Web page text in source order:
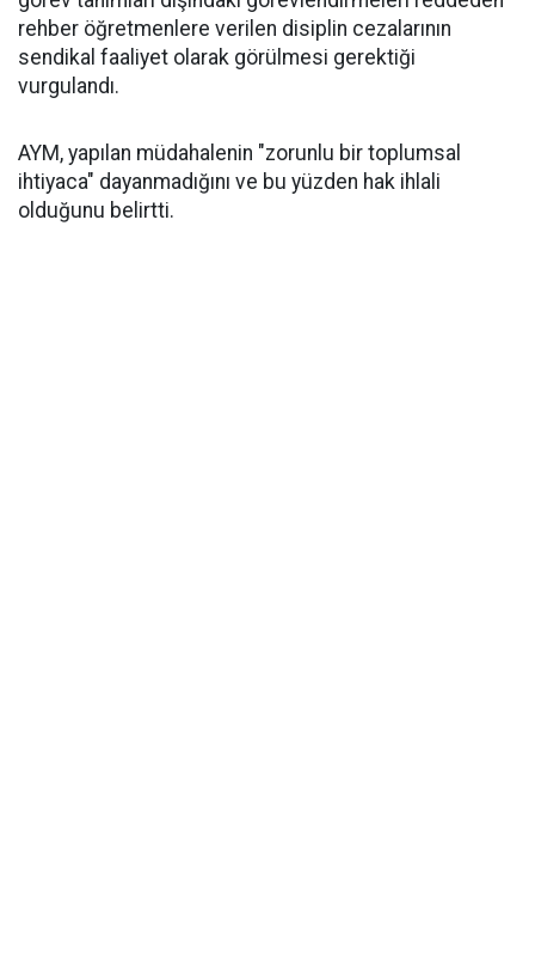
rehber öğretmenlere verilen disiplin cezalarının
sendikal faaliyet olarak görülmesi gerektiği
vurgulandı.
AYM, yapılan müdahalenin "zorunlu bir toplumsal
ihtiyaca" dayanmadığını ve bu yüzden hak ihlali
olduğunu belirtti.